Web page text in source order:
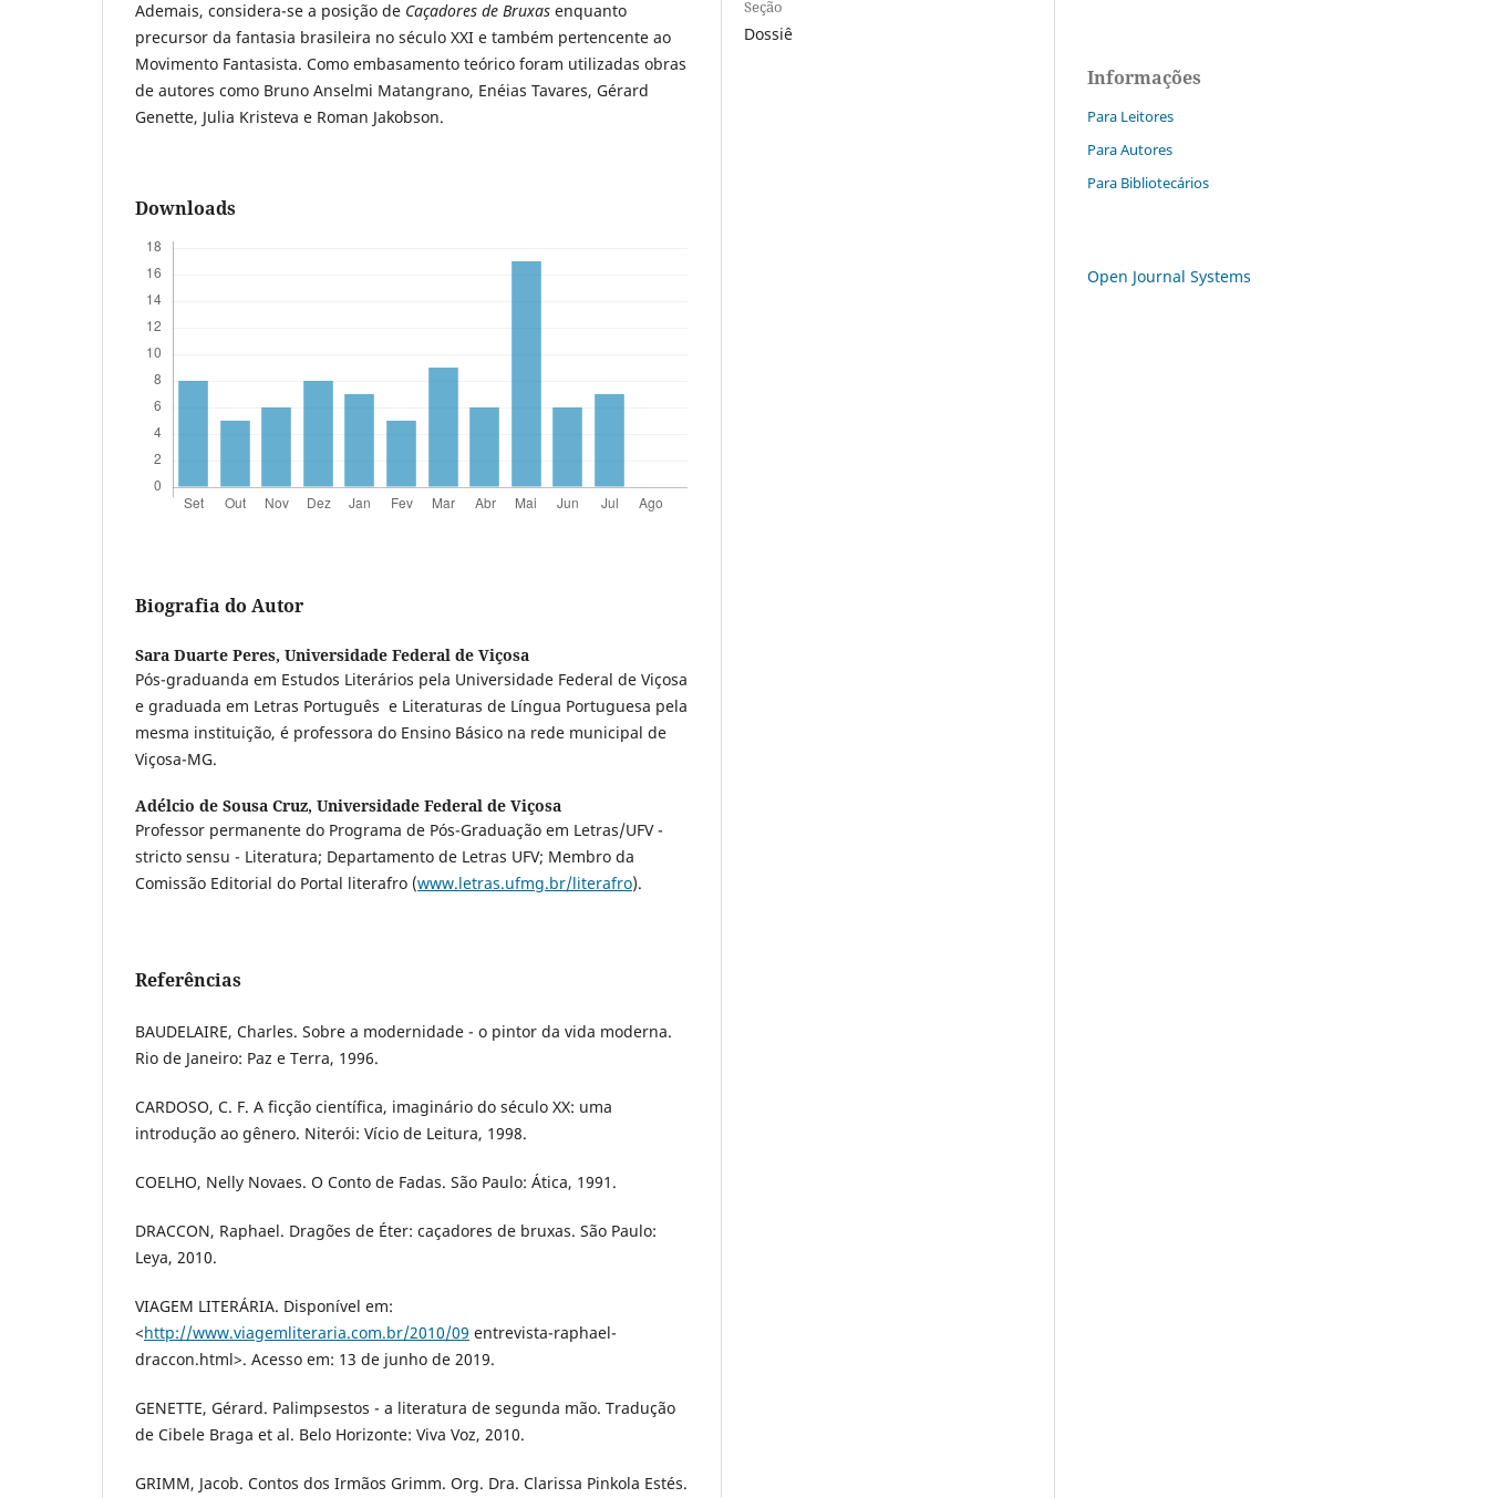
Ademais, considera-se a posição de Caçadores de Bruxas enquanto
precursor da fantasia brasileira no século XXI e também pertencente ao
Movimento Fantasista. Como embasamento teórico foram utilizadas obras
de autores como Bruno Anselmi Matangrano, Enéias Tavares, Gérard
Genette, Julia Kristeva e Roman Jakobson.
Downloads
Biografia do Autor
Sara Duarte Peres, Universidade Federal de Viçosa
Pós-graduanda em Estudos Literários pela Universidade Federal de Viçosa
e graduada em Letras Português e Literaturas de Língua Portuguesa pela
mesma instituição, é professora do Ensino Básico na rede municipal de
Viçosa-MG.
Adélcio de Sousa Cruz, Universidade Federal de Viçosa
Professor permanente do Programa de Pós-Graduação em Letras/UFV -
stricto sensu - Literatura; Departamento de Letras UFV; Membro da
Comissão Editorial do Portal literafro (www.letras.ufmg.br/literafro).
Referências
BAUDELAIRE, Charles. Sobre a modernidade - o pintor da vida moderna.
Rio de Janeiro: Paz e Terra, 1996.
CARDOSO, C. F. A ficção científica, imaginário do século XX: uma
introdução ao gênero. Niterói: Vício de Leitura, 1998.
COELHO, Nelly Novaes. O Conto de Fadas. São Paulo: Ática, 1991.
DRACCON, Raphael. Dragões de Éter: caçadores de bruxas. São Paulo:
Leya, 2010.
VIAGEM LITERÁRIA. Disponível em:
<http://www.viagemliteraria.com.br/2010/09 entrevista-raphael-
draccon.html>. Acesso em: 13 de junho de 2019.
GENETTE, Gérard. Palimpsestos - a literatura de segunda mão. Tradução
de Cibele Braga et al. Belo Horizonte: Viva Voz, 2010.
GRIMM, Jacob. Contos dos Irmãos Grimm. Org. Dra. Clarissa Pinkola Estés.
Seção
Dossiê
Informações
Para Leitores
Para Autores
Para Bibliotecários
Open Journal Systems